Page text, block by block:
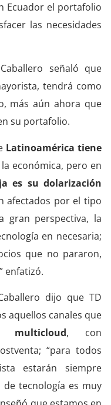
Ecuador el portafolio
las necesidades
señaló que
tendrá como
más aún ahora que
su portafolio.
Latinoamérica tiene
económica, pero en
es su dolarización
afectados por el tipo
gran perspectiva, la
en necesaria;
que no pararon,
enfatizó.
dijo que TD
aquellos canales que
multicloud, con
“para todos
estarán siempre
tecnología es muy